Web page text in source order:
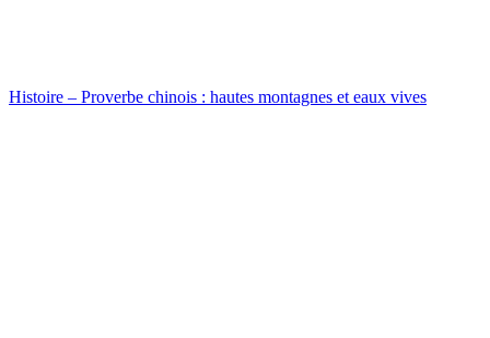
Histoire – Proverbe chinois : hautes montagnes et eaux vives